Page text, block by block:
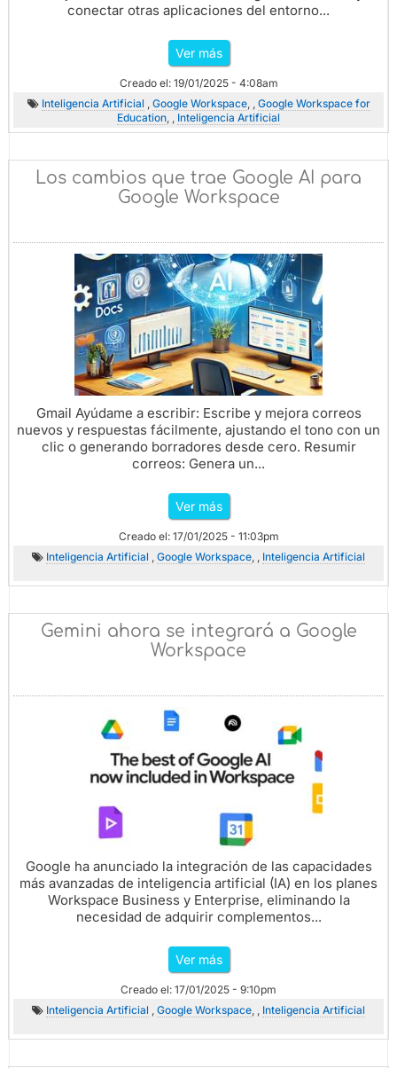
conectar otras aplicaciones del entorno...
Ver más
Creado el: 19/01/2025 - 4:08am
Inteligencia Artificial , Google Workspace, , Google Workspace for
Education, , Inteligencia Artificial
Los cambios que trae Google AI para
Google Workspace
Gmail Ayúdame a escribir: Escribe y mejora correos
nuevos y respuestas fácilmente, ajustando el tono con un
clic o generando borradores desde cero. Resumir
correos: Genera un...
Ver más
Creado el: 17/01/2025 - 11:03pm
Inteligencia Artificial , Google Workspace, , Inteligencia Artificial
Gemini ahora se integrará a Google
Workspace
Google ha anunciado la integración de las capacidades
más avanzadas de inteligencia artificial (IA) en los planes
Workspace Business y Enterprise, eliminando la
necesidad de adquirir complementos...
Ver más
Creado el: 17/01/2025 - 9:10pm
Inteligencia Artificial , Google Workspace, , Inteligencia Artificial